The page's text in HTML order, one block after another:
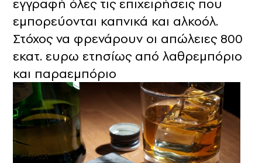
εγγραφή όλες τις επιχειρήσεις που
εμπορεύονται καπνικά και αλκοόλ.
Στόχος να φρενάρουν οι απώλειες 800
εκατ. ευρω ετησίως από λαθρεμπόριο
και παραεμπόριο